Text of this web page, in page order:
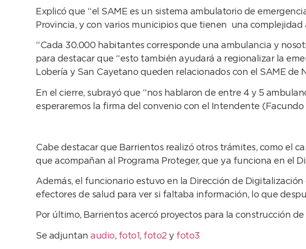
Explicó que “el SAME es un sistema ambulatorio de
Provincia, y con varios municipios que tienen una complejidad
“Cada 30.000 habitantes corresponde una ambulancia y
para destacar que “esto también ayudará a regionalizar la
Lobería y San Cayetano queden relacionados con el SAME de
En el cierre, subrayó que “nos hablaron de entre 4 y 5
esperaremos la firma del convenio con el Intendente
Cabe destacar que Barrientos realizó otros trámites, como el
que acompañan al Programa Proteger, que ya funciona en el
Además, el funcionario estuvo en la Dirección de
efectores de salud para ver si faltaba información, lo que
Por último, Barrientos acercó proyectos para la construcción
Se adjuntan audio, foto1 , foto2 y foto3